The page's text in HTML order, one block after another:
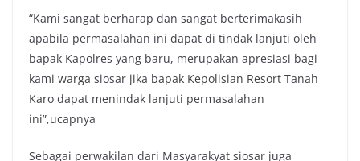
“Kami sangat berharap dan sangat berterimakasih
apabila permasalahan ini dapat di tindak lanjuti oleh
bapak Kapolres yang baru, merupakan apresiasi bagi
kami warga siosar jika bapak Kepolisian Resort Tanah
Karo dapat menindak lanjuti permasalahan
ini”,ucapnya
Sebagai perwakilan dari Masyarakyat siosar juga